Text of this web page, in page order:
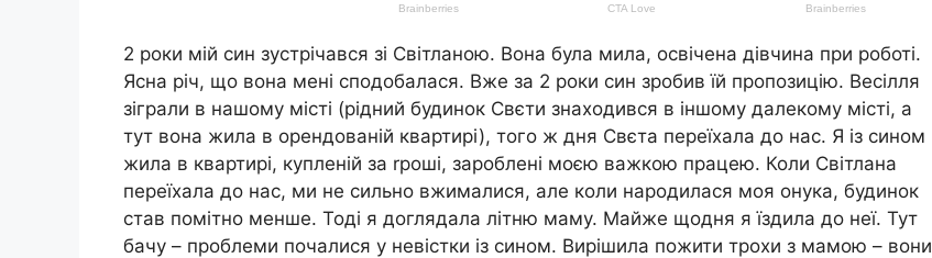
2 роки мій син зустрічався зі Світланою. Вона була мила, освічена дівчина при роботі.
Ясна річ, що вона мені сподобалася. Вже за 2 роки син зробив їй пропозицію. Весілля
зіграли в нашому місті (рідний будинок Свєти знаходився в іншому далекому місті, а
тут вона жила в орендованій квартирі), того ж дня Свєта переїхала до нас. Я із сином
жила в квартирі, купленій за rроші, зароблені моєю важкою працею. Коли Світлана
переїхала до нас, ми не сильно вжималися, але коли народилася моя онука, будинок
став помітно менше. Тоді я доглядала літню маму. Майже щодня я їздила до неї. Тут
бачу – проблеми почалися у невістки із сином. Вирішила пожити трохи з мамою – вони